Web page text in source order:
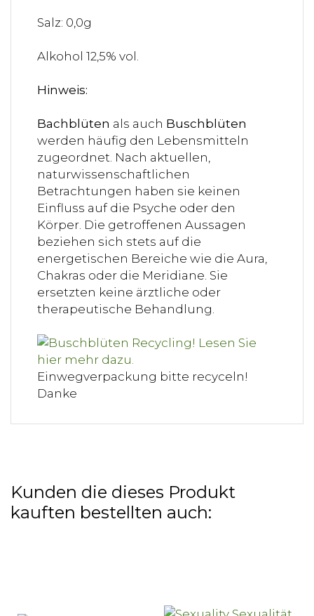
Salz: 0,0g
Alkohol 12,5% vol.
Hinweis:
Bachblüten als auch Buschblüten
werden häufig den Lebensmitteln
zugeordnet. Nach aktuellen,
naturwissenschaftlichen
Betrachtungen haben sie keinen
Einfluss auf die Psyche oder den
Körper. Die getroffenen Aussagen
beziehen sich stets auf die
energetischen Bereiche wie die Aura,
Chakras oder die Meridiane. Sie
ersetzten keine ärztliche oder
therapeutische Behandlung.
Einwegverpackung bitte recyceln!
Danke
Kunden die dieses Produkt
kauften bestellten auch: